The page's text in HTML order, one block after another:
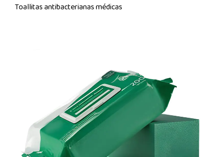
Toallitas antibacterianas médicas